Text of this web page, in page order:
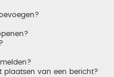
plaatsen van een bericht?